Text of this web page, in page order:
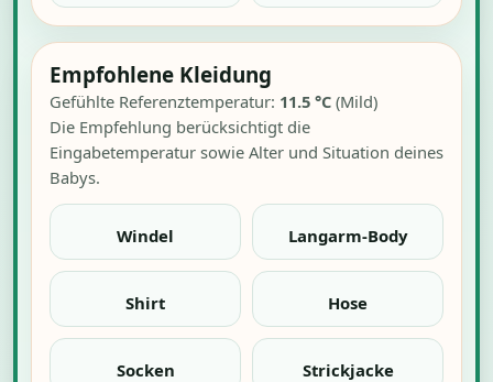
Empfohlene Kleidung
Gefühlte Referenztemperatur: 11.5 °C (Mild)
Die Empfehlung berücksichtigt die
Eingabetemperatur sowie Alter und Situation deines
Babys.
Windel Langarm-Body
Shirt Hose
Socken Strickjacke